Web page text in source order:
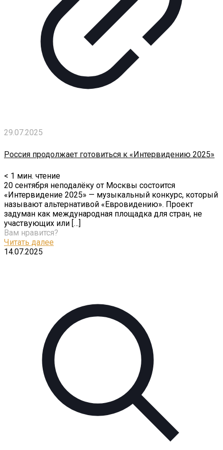
29.07.2025
Россия продолжает готовиться к «Интервидению 2025»
< 1 мин. чтение
20 сентября неподалёку от Москвы состоится
«Интервидение 2025» — музыкальный конкурс, который
называют альтернативой «Евровидению». Проект
задуман как международная площадка для стран, не
участвующих или […]
Вам нравится?
Читать далее
14.07.2025